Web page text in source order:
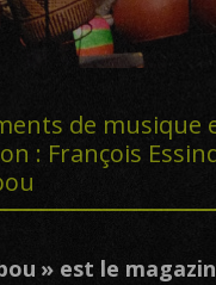
de musique
: François
» est le